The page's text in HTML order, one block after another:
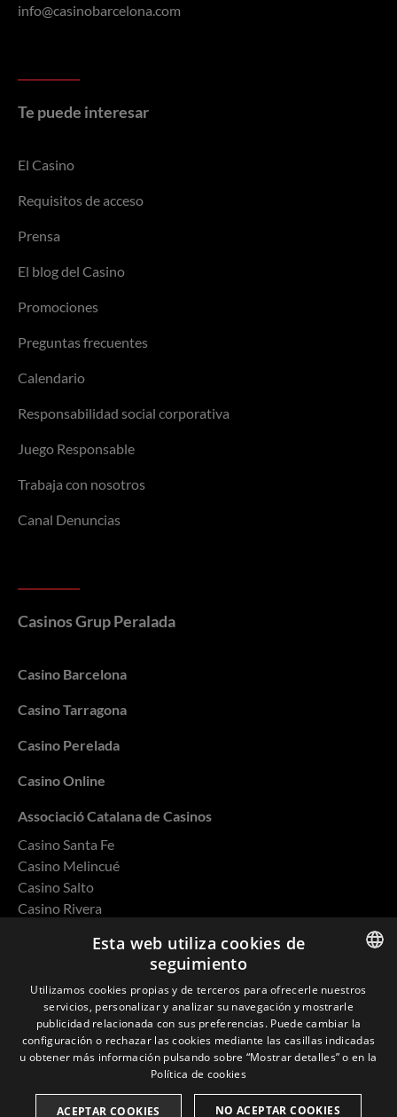
info@casinobarcelona.com
Te puede interesar
El Casino
Requisitos de acceso
Prensa
El blog del Casino
Promociones
Preguntas frecuentes
Calendario
Responsabilidad social corporativa
Juego Responsable
Trabaja con nosotros
Canal Denuncias
Casinos Grup Peralada
Casino Barcelona
Casino Tarragona
Casino Perelada
Casino Online
Associació Catalana de Casinos
Casino Santa Fe
Casino Melincué
Casino Salto
Casino Rivera
Política de privacidad
Cookies
Política de Calidad y Medio Ambiente
ENGLISH
CATALAN
Esta web utiliza cookies de
seguimiento
Utilizamos cookies propias y de terceros para ofrecerle nuestros
servicios, personalizar y analizar su navegación y mostrarle
publicidad relacionada con sus preferencias. Puede cambiar la
configuración o rechazar las cookies mediante las casillas indicadas
u obtener más información pulsando sobre “Mostrar detalles” o en la
Política de cookies
ACEPTAR COOKIES NO ACEPTAR COOKIES